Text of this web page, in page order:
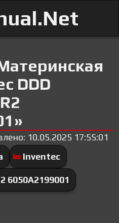
DDD
10.05.2025 17:55:01
Inventec
6050A2199001